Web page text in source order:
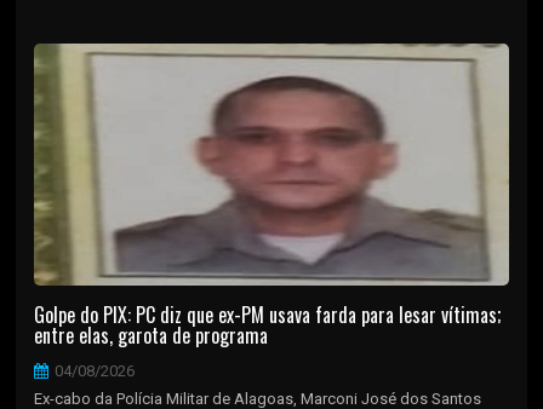
Golpe do PIX: PC diz que ex-PM usava farda para lesar vítimas;
entre elas, garota de programa
04/08/2026
Ex-cabo da Polícia Militar de Alagoas, Marconi José dos Santos